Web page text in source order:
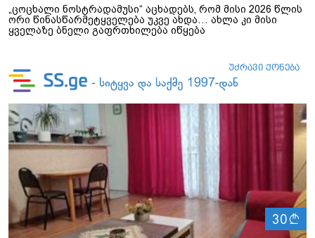
„ცოცხალი ნოსტრადამუსი“ აცხადებს, რომ მისი 2026 წლის
ორი წინასწარმეტყველება უკვე ახდა… ახლა კი მისი
ყველაზე ბნელი გაფრთხილება იწყება
30